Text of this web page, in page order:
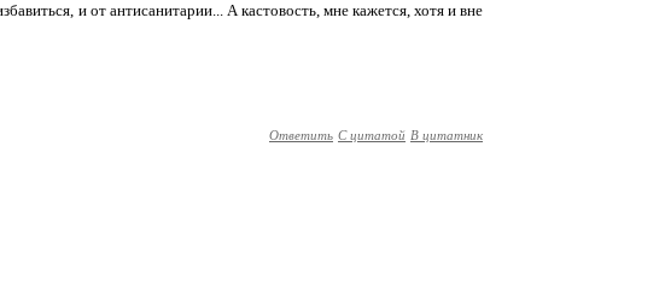
и от антисанитарии... А кастовость, мне кажется, хотя и вне
Ответить С цитатой В цитатник